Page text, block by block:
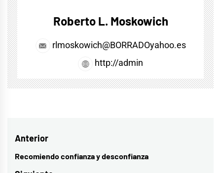
Roberto L. Moskowich
rlmoskowich@BORRADOyahoo.es
http://admin
Navegación
de
Anterior
Entrada
Recomiendo confianza y desconfianza